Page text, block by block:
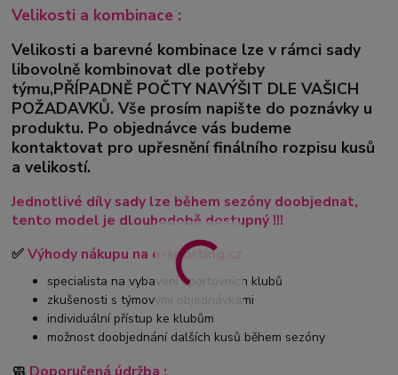
Velikosti a kombinace :
Velikosti a barevné kombinace lze v rámci sady
libovolně kombinovat dle potřeby
týmu,PŘÍPADNĚ POČTY NAVÝŠIT DLE VAŠICH
POŽADAVKŮ. Vše prosím napište do poznávky u
produktu. Po objednávce vás budeme
kontaktovat pro upřesnění finálního rozpisu kusů
a velikostí.
Jednotlivé díly sady lze během sezóny doobjednat,
tento model je dlouhodobě dostupný !!!
✅Výhody nákupu na e-sporting.cz
specialista na vybavení sportovních klubů
zkušenosti s týmovými objednávkami
individuální přístup ke klubům
možnost doobjednání dalších kusů během sezóny
🧼 Doporučená údržba :